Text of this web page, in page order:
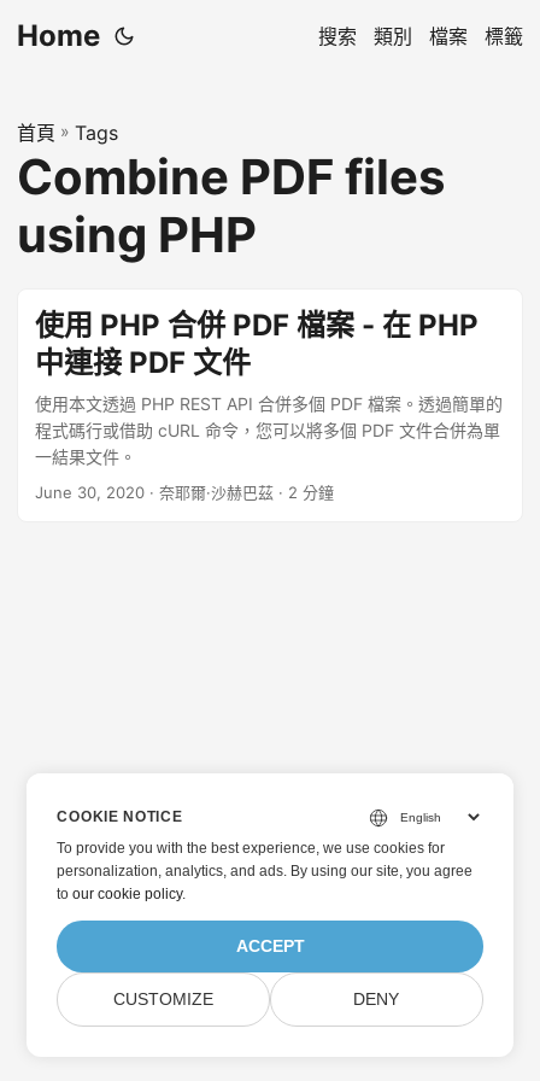
Home 搜索 類別 檔案 標籤
首頁 » Tags
Combine PDF files
using PHP
使用 PHP 合併 PDF 檔案 - 在 PHP
中連接 PDF 文件
使用本文透過 PHP REST API 合併多個 PDF 檔案。透過簡單的
程式碼行或借助 cURL 命令，您可以將多個 PDF 文件合併為單
一結果文件。
June 30, 2020 · 奈耶爾·沙赫巴茲 · 2 分鐘
COOKIE NOTICE
To provide you with the best experience, we use cookies for
personalization, analytics, and ads. By using our site, you agree
toour cookie policy.
ACCEPT
CUSTOMIZE DENY